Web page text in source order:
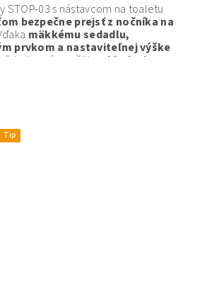
STOP-03 s nástavcom na toaletu
bezpečne prejsť z nočníka na
mäkkému sedadlu,
prvkom a nastaviteľnej výške
použitie.
Skladacia
Tip